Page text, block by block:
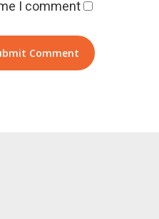
I comment.